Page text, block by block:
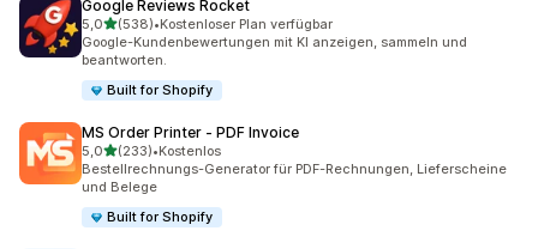
Google Reviews Rocket
5,0von 5 Sternen
(538)
538 Rezensionen insgesamt
•Kostenloser Plan verfügbar
Google-Kundenbewertungen mit KI anzeigen, sammeln und
beantworten.
Built for Shopify
MS Order Printer ‑ PDF Invoice
5,0von 5 Sternen
(233)
233 Rezensionen insgesamt
•Kostenlos
Bestellrechnungs-Generator für PDF-Rechnungen, Lieferscheine
und Belege
Built for Shopify